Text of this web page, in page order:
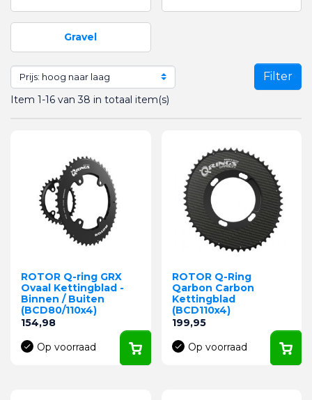
Gravel
Filter
Item 1-16 van 38 in totaal item(s)
ROTOR Q-ring GRX
Ovaal Kettingblad -
Binnen / Buiten
(BCD80/110x4)
Prijs
154,98
Op voorraad
ROTOR Q-Ring
Qarbon Carbon
Kettingblad
(BCD110x4)
Prijs
199,95
Op voorraad